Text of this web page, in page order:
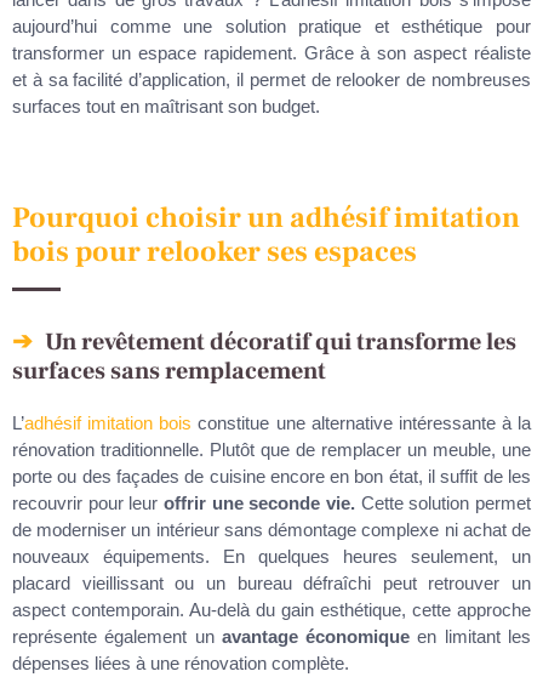
aujourd’hui comme une solution pratique et esthétique pour
transformer un espace rapidement. Grâce à son aspect réaliste
et à sa facilité d’application, il permet de relooker de nombreuses
surfaces tout en maîtrisant son budget.
Pourquoi choisir un adhésif imitation
bois pour relooker ses espaces
Un revêtement décoratif qui transforme les
surfaces sans remplacement
L’adhésif imitation bois constitue une alternative intéressante à la
rénovation traditionnelle. Plutôt que de remplacer un meuble, une
porte ou des façades de cuisine encore en bon état, il suffit de les
recouvrir pour leur offrir une seconde vie. Cette solution permet
de moderniser un intérieur sans démontage complexe ni achat de
nouveaux équipements. En quelques heures seulement, un
placard vieillissant ou un bureau défraîchi peut retrouver un
aspect contemporain. Au-delà du gain esthétique, cette approche
représente également un avantage économiqueen limitant les
dépenses liées à une rénovation complète.